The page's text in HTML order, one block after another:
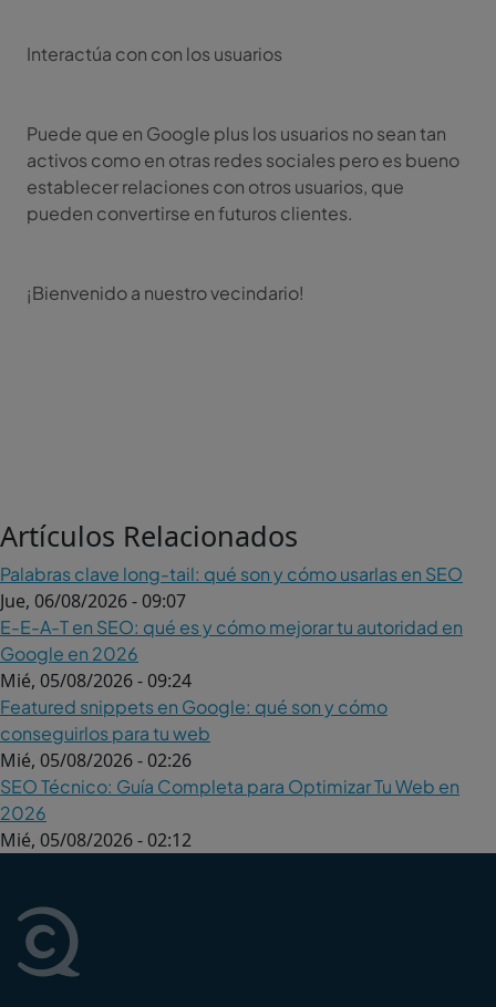
Interactúa con con los usuarios
Puede que en Google plus los usuarios no sean tan
activos como en otras redes sociales pero es bueno
establecer relaciones con otros usuarios, que
pueden convertirse en futuros clientes.
¡Bienvenido a nuestro vecindario!
Artículos Relacionados
Palabras clave long-tail: qué son y cómo usarlas en SEO
Jue, 06/08/2026 - 09:07
E-E-A-T en SEO: qué es y cómo mejorar tu autoridad en
Google en 2026
Mié, 05/08/2026 - 09:24
Featured snippets en Google: qué son y cómo
conseguirlos para tu web
Mié, 05/08/2026 - 02:26
SEO Técnico: Guía Completa para Optimizar Tu Web en
2026
Mié, 05/08/2026 - 02:12